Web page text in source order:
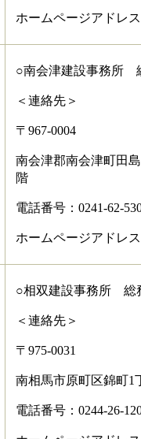
ホームページアドレス
○南会津建設事務所
＜連絡先＞
〒967-0004
南会津郡南会津町田
階
電話番号：0241-62-
ホームページアドレス
○相双建設事務所
＜連絡先＞
〒975-0031
南相馬市原町区錦町
電話番号：0244-26-